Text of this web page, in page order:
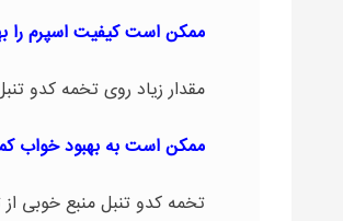
ممکن است کیفیت اسپرم را
مقدار زیاد روی تخمه کدو
ممکن است به بهبود خواب
تخمه کدو تنبل منبع خوبی